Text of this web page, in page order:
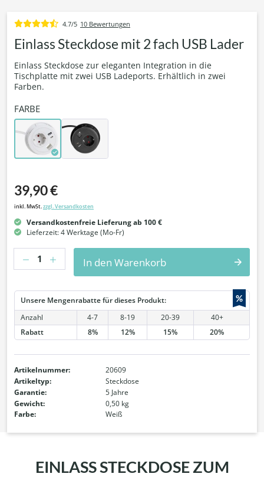
4.7/5 10 Bewertungen
Einlass Steckdose mit 2 fach USB Lader
Einlass Steckdose zur eleganten Integration in die
Tischplatte mit zwei USB Ladeports. Erhältlich in zwei
Farben.
FARBE
39,90 €
inkl. MwSt.zzgl. Versandkosten
Versandkostenfreie Lieferung ab 100 €
Lieferzeit: 4 Werktage (Mo-Fr)
Anzahl
In den Warenkorb
%
Unsere Mengenrabatte für dieses Produkt:
Anzahl
4-7 8-19 20-39
40+
Rabatt
8% 12% 15% 20%
Artikelnummer:
20609
Artikeltyp:
Steckdose
Garantie:
5 Jahre
Gewicht:
0,50 kg
Farbe:
Weiß
EINLASS STECKDOSE ZUM